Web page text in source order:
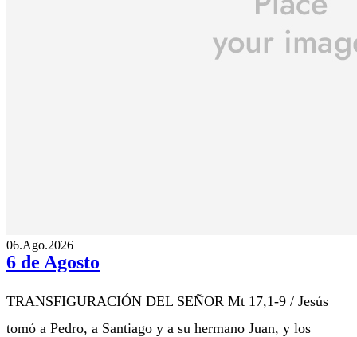
06.Ago.2026
6 de Agosto
TRANSFIGURACIÓN DEL SEÑOR Mt 17,1-9 / Jesús
tomó a Pedro, a Santiago y a su hermano Juan, y los